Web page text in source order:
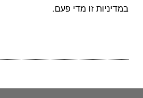
במדיניות זו מדי פעם.